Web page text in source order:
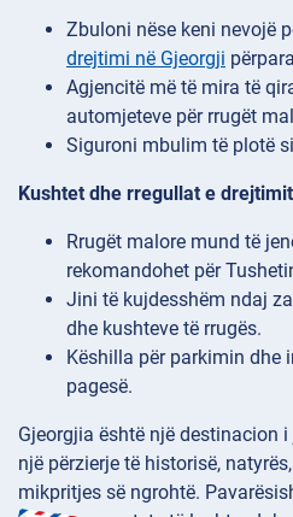
Zbuloni nëse keni nevojë
drejtimi në Gjeorgji
Agjencitë më të mira të
automjeteve për rrugët
Siguroni mbulim të plotë
Kushtet dhe rregullat e drejtimit
Rrugët malore mund të
rekomandohet për
Jini të kujdesshëm ndaj
dhe kushteve të rrugës.
Këshilla për parkimin dhe
pagesë.
Gjeorgjia është një destinacion
një përzierje të historisë,
mikpritjes së ngrohtë.